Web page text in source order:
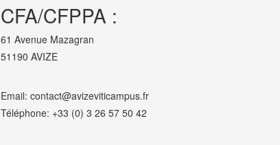
CFA/CFPPA :
61 Avenue Mazagran
51190 AVIZE
Email: contact@avizeviticampus.fr
Téléphone: +33 (0) 3 26 57 50 42